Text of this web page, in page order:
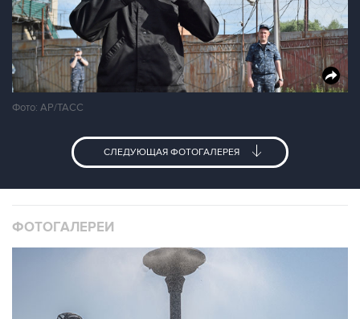
Фото: AP/ТАСС
СЛЕДУЮЩАЯ ФОТОГАЛЕРЕЯ
ФОТОГАЛЕРЕИ